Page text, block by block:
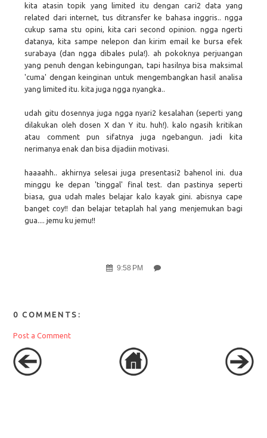
kita atasin topik yang limited itu dengan cari2 data yang
related dari internet, tus ditransfer ke bahasa inggris.. ngga
cukup sama stu opini, kita cari second opinion. ngga ngerti
datanya, kita sampe nelepon dan kirim email ke bursa efek
surabaya (dan ngga dibales pula!). ah pokoknya perjuangan
yang penuh dengan kebingungan, tapi hasilnya bisa maksimal
'cuma' dengan keinginan untuk mengembangkan hasil analisa
yang limited itu. kita juga ngga nyangka..
udah gitu dosennya juga ngga nyari2 kesalahan (seperti yang
dilakukan oleh dosen X dan Y itu. huh!). kalo ngasih kritikan
atau comment pun sifatnya juga ngebangun. jadi kita
nerimanya enak dan bisa dijadiin motivasi.
haaaahh.. akhirnya selesai juga presentasi2 bahenol ini. dua
minggu ke depan 'tinggal' final test. dan pastinya seperti
biasa, gua udah males belajar kalo kayak gini. abisnya cape
banget coy!! dan belajar tetaplah hal yang menjemukan bagi
gua.... jemu ku jemu!!
9:58 PM
0 COMMENTS:
Post a Comment